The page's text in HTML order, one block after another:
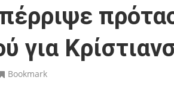
για
Bookmark